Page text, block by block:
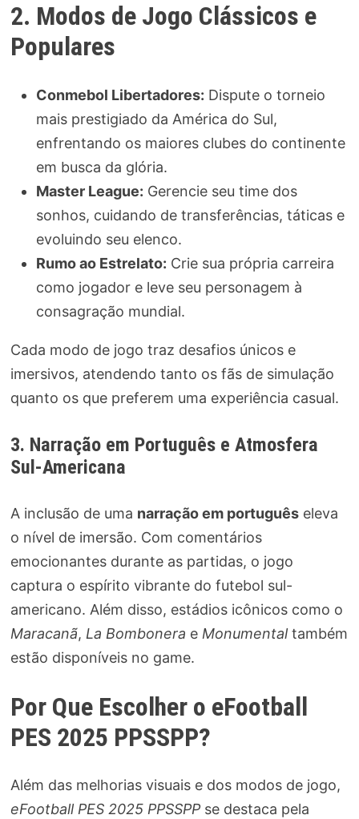
2. Modos de Jogo Clássicos e
Populares
Conmebol Libertadores: Dispute o torneio
mais prestigiado da América do Sul,
enfrentando os maiores clubes do continente
em busca da glória.
Master League: Gerencie seu time dos
sonhos, cuidando de transferências, táticas e
evoluindo seu elenco.
Rumo ao Estrelato: Crie sua própria carreira
como jogador e leve seu personagem à
consagração mundial.
Cada modo de jogo traz desafios únicos e
imersivos, atendendo tanto os fãs de simulação
quanto os que preferem uma experiência casual.
3. Narração em Português e Atmosfera
Sul-Americana
A inclusão de uma narração em portuguêseleva
o nível de imersão. Com comentários
emocionantes durante as partidas, o jogo
captura o espírito vibrante do futebol sul-
americano. Além disso, estádios icônicos como o
Maracanã, La Bombonera e Monumentaltambém
estão disponíveis no game.
Por Que Escolher o eFootball
PES 2025 PPSSPP?
Além das melhorias visuais e dos modos de jogo,
eFootball PES 2025 PPSSPPse destaca pela